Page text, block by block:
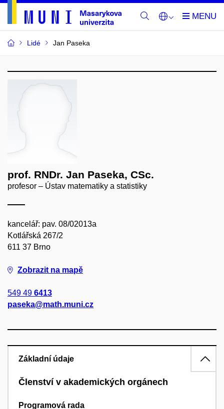
Lidé Jan Paseka
prof. RNDr. Jan Paseka, CSc.
profesor – Ústav matematiky a statistiky
kancelář: pav. 08/02013a
Kotlářská 267/2
611 37 Brno
Zobrazit na mapě
549 49 6413
paseka@math.muni.cz
Základní údaje
Členství v akademických orgánech
Programová rada